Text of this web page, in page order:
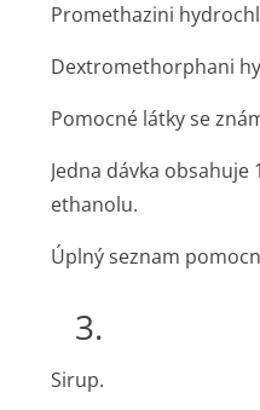
Promethazini
Dextromethorphani
Pomocné látky se
Jedna dávka
ethanolu.
Úplný seznam
3.
Sirup.